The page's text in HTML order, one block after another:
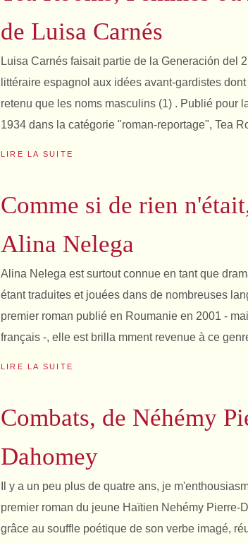
de Luisa Carnés
Luisa Carnés faisait partie de la Generación del
littéraire espagnol aux idées avant-gardistes
retenu que les noms masculins (1) . Publié pour
1934 dans la catégorie "roman-reportage", Tea
LIRE LA SUITE
Comme si de rien
Alina Nelega
Alina Nelega est surtout connue en tant que
étant traduites et jouées dans de nombreuses
premier roman publié en Roumanie en 2001 -
français -, elle est brilla mment revenue à ce
LIRE LA SUITE
Combats, de Néhémy
Dahomey
Il y a un peu plus de quatre ans, je
premier roman du jeune Haïtien Nehémy Pierre-
grâce au souffle poétique de son verbe imagé,